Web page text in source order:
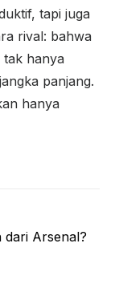
tapi juga
rival: bahwa
tak hanya
panjang.
hanya
dari Arsenal?